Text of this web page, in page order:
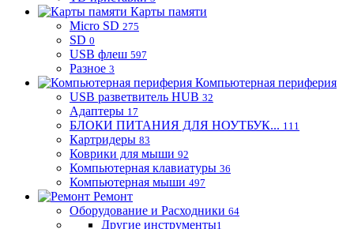
Карты памяти
Micro SD 275
SD 0
USB флеш 597
Разное 3
Компьютерная периферия
USB разветвитель HUB 32
Адаптеры 17
БЛОКИ ПИТАНИЯ ДЛЯ НОУТБУК... 111
Картридеры 83
Коврики для мыши 92
Компьютерная клавиатуры 36
Компьютерная мыши 497
Ремонт
Оборудование и Расходники 64
Другие инструменты1